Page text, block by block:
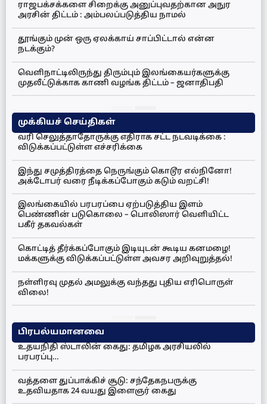
ராஜபக்சக்களை சிறைக்கு அனுப்புவதற்கான அநுர
அரசின் திட்டம் : அம்பலப்படுத்திய நாமல்
தூங்கும் முன் ஒரு ஏலக்காய் சாப்பிட்டால் என்ன
நடக்கும்?
வெளிநாட்டிலிருந்து திரும்பும் இலங்கையர்களுக்கு
முதலீட்டுக்காக காணி வழங்க திட்டம் – ஜனாதிபதி
முக்கியச் செய்திகள்
வரி செலுத்தாதோருக்கு எதிராக சட்ட நடவடிக்கை :
விடுக்கப்பட்டுள்ள எச்சரிக்கை
இந்து சமுத்திரத்தை நெருங்கும் கொடூர எல்நினோ!
அக்டோபர் வரை நீடிக்கப்போகும் கடும் வறட்சி!
இலங்கையில் பரபரப்பை ஏற்படுத்திய இளம்
பெண்ணின் படுகொலை – பொலிஸார் வெளியிட்ட
பகீர் தகவல்கள்
கொட்டித் தீர்க்கப்போகும் இடியுடன் கூடிய கனமழை!
மக்களுக்கு விடுக்கப்பட்டுள்ள அவசர அறிவுறுத்தல்!
நள்ளிரவு முதல் அமலுக்கு வந்தது புதிய எரிபொருள்
விலை!
பிரபல்யமானவை
உதயநிதி ஸ்டாலின் கைது: தமிழக அரசியலில்
பரபரப்பு…
வத்தளை துப்பாக்கிச் சூடு: சந்தேகநபருக்கு
உதவியதாக 24 வயது இளைஞர் கைது